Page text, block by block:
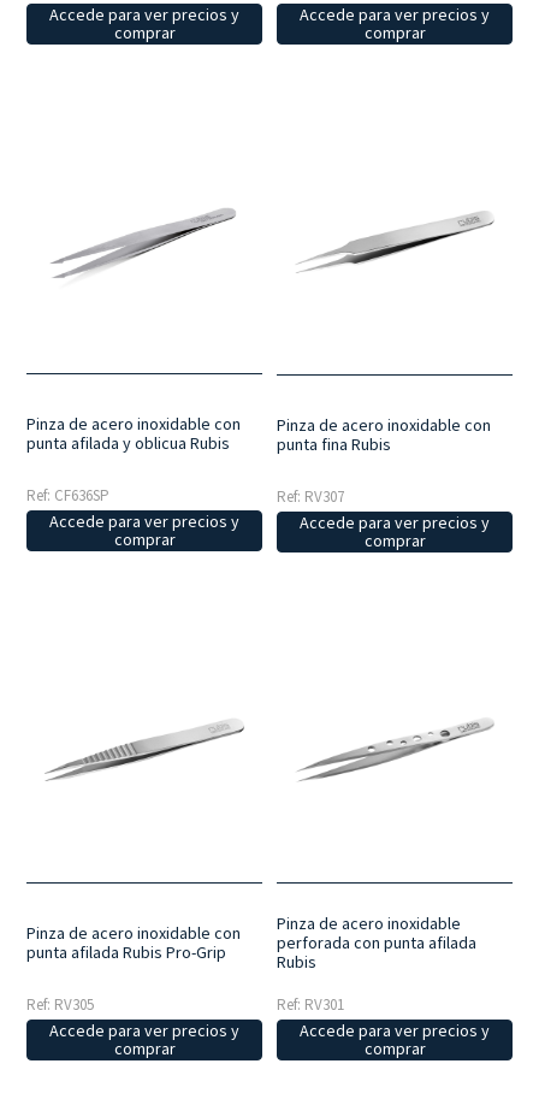
Accede para ver precios y
comprar
Accede para ver precios y
comprar
Pinza de acero inoxidable con
punta afilada y oblicua Rubis
Ref: CF636SP
Accede para ver precios y
comprar
Pinza de acero inoxidable con
punta fina Rubis
Ref: RV307
Accede para ver precios y
comprar
Pinza de acero inoxidable con
punta afilada Rubis Pro-Grip
Ref: RV305
Accede para ver precios y
comprar
Pinza de acero inoxidable
perforada con punta afilada
Rubis
Ref: RV301
Accede para ver precios y
comprar